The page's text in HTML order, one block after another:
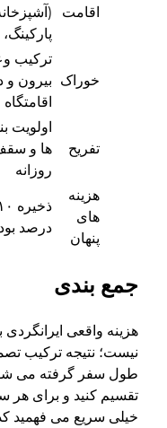
اقامت
خوراک
ترکیب
بیرون و
اقامتگاه
تفریح
اولویت
ها و
روزانه
هزینه
های
پنهان
درصد
جمع بندی
هزینه واقعی
نیست؛ نتیجه ترکیب
طول سفر گرفته می
تقسیم کنید و برای هر
خیلی سریع می فهمید